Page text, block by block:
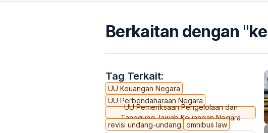
Berkaitan dengan "
Tag Terkait:
UU Keuangan Negara
UU Perbendaharaan Negara
UU Pemeriksaan Pengelolaan dan
Tanggung Jawab Keuangan Negara
revisi undang-undang omnibus law